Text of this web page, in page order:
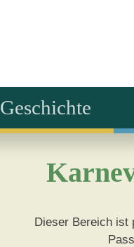
Geschichte
Dieser Bereich ist